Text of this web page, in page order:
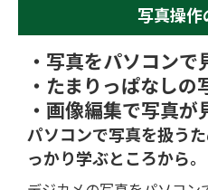
写真操作
・写真をパソコンで
・たまりっぱなしの
・画像編集で写真が
パソコンで写真を扱う
っかり学ぶところから。